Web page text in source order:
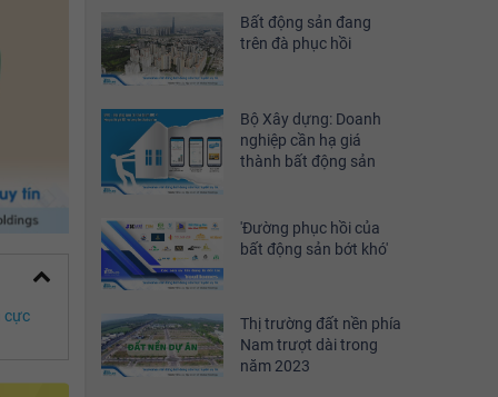
khoảng 30%
Bất động sản đang
trên đà phục hồi
Bộ Xây dựng: Doanh
nghiệp cần hạ giá
thành bất động sản
'Đường phục hồi của
bất động sản bớt khó'
Thị trường đất nền phía
Nam trượt dài trong
năm 2023
cực